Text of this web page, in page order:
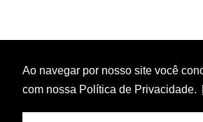
Ao navegar por nosso site você
com nossa Política de Privacidade.